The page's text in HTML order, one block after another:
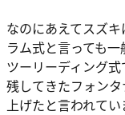
なのにあえてスズ
ラム式と言っても
ツーリーディング
残してきたフォン
上げたと言われてい